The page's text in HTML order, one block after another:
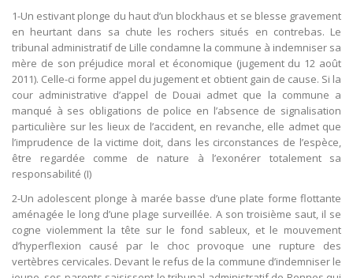
1-Un estivant plonge du haut d’un blockhaus et se blesse gravement
en heurtant dans sa chute les rochers situés en contrebas. Le
tribunal administratif de Lille condamne la commune à indemniser sa
mère de son préjudice moral et économique (jugement du 12 août
2011). Celle-ci forme appel du jugement et obtient gain de cause. Si la
cour administrative d’appel de Douai admet que la commune a
manqué à ses obligations de police en l’absence de signalisation
particulière sur les lieux de l’accident, en revanche, elle admet que
l’imprudence de la victime doit, dans les circonstances de l’espèce,
être regardée comme de nature à l’exonérer totalement sa
responsabilité (I)
2-Un adolescent plonge à marée basse d’une plate forme flottante
aménagée le long d’une plage surveillée. A son troisième saut, il se
cogne violemment la tête sur le fond sableux, et le mouvement
d’hyperflexion causé par le choc provoque une rupture des
vertèbres cervicales. Devant le refus de la commune d’indemniser le